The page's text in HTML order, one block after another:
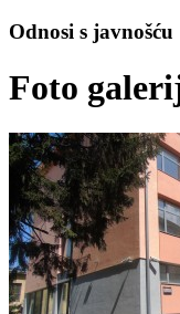
Odnosi s javnošću
Foto